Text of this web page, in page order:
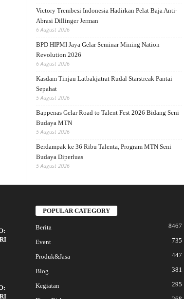
Victory Trembesi Indonesia Hadirkan Pelat Baja Anti-
Abrasi Dillinger Jerman
6 August 2026
BPD HIPMI Jaya Gelar Seminar Mining Nation
Revolution 2026
6 August 2026
Kasdam Tinjau Latbakjatrat Rudal Starstreak Pantai
Sepahat
5 August 2026
Bappenas Gelar Road to Talent Fest 2026 Bidang Seni
Budaya MTN
5 August 2026
Berdampak ke 36 Ribu Talenta, Program MTN Seni
Budaya Diperluas
5 August 2026
POPULAR CATEGORY
Berita 8467
Event 735
Produk&Jasa 447
Blog 381
Kegiatan 295